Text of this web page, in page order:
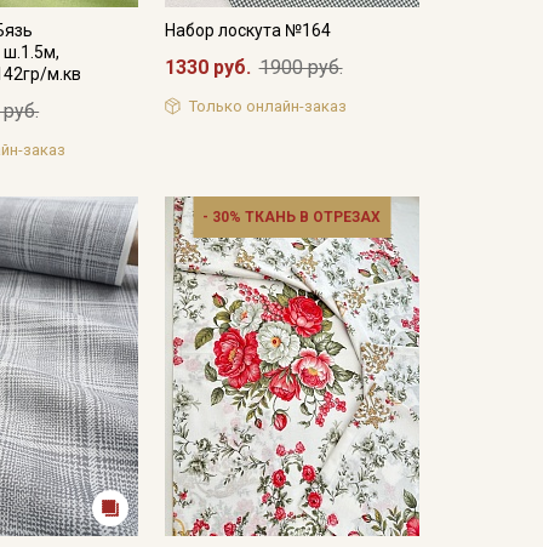
ш.1.5м,
м.кв
заказ
Набор лоскута №164
1330 руб. 1900 руб.
Только онлайн-заказ
- 30% ТКАНЬ В ОТРЕЗАХ